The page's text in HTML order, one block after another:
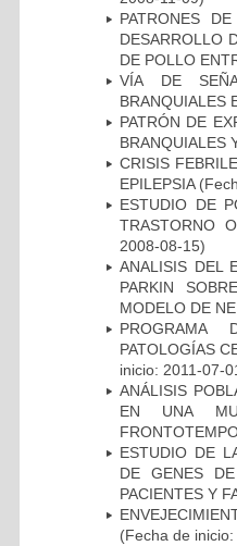
PATRONES
DESARROLLO
DE POLLO
VÍA DE
BRANQUIALES
PATRÓN DE
BRANQUIALES
CRISIS
EPILEPSIA
ESTUDIO DE
TRASTORNO
2008-08-15)
ANALISIS DEL
PARKIN
MODELO DE
PROGRAMA
PATOLOGÍAS
inicio: 2011-07-
ANÁLISIS
EN UNA
ESTUDIO DE
DE GENES
PACIENTES Y
(Fecha de